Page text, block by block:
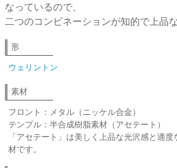
なっているので、
二つのコンビネーションが知的で上品
形
ウェリントン
素材
フロント：メタル（ニッケル合金）
テンプル：半合成樹脂素材（アセテート）
「アセテート」は美しく上品な光沢感と適
材です。